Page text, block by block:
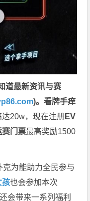
道最新资讯与赛
)。看牌手痒
20w，现在注册EV
赛门票最高奖励1500
克为能助力全民参与
孩也会参加本次
会带来一系列福利